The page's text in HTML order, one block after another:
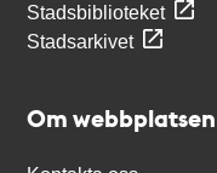
Stadsbiblioteket
Stadsarkivet
Om webbplatsen